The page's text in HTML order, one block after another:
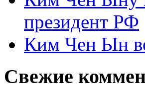
президент РФ
Ким Чен Ын
Свежие